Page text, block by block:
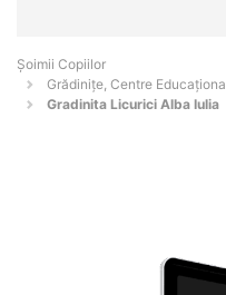
Șoimii Copiilor
Grădinițe, Centre
Gradinita Licurici Alba Iulia